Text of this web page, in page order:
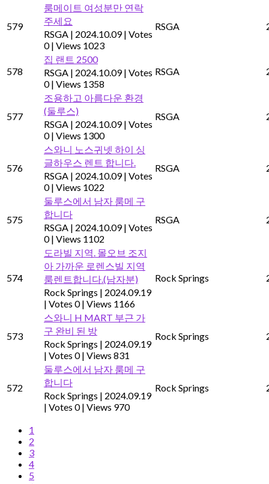
579
룸메이트 여성분만 연락
주세요
RSGA | 2024.10.09 | Votes
0 | Views 1023
RSGA
578
집 랜트 2500
RSGA | 2024.10.09 | Votes
0 | Views 1358
RSGA
577
조용하고 아름다운 환경
(둘루스)
RSGA | 2024.10.09 | Votes
0 | Views 1300
RSGA
576
스와니 노스귀넷 하이 싱
글하우스 렌트 합니다.
RSGA | 2024.10.09 | Votes
0 | Views 1022
RSGA
575
둘루스에서 남자 룸메 구
합니다
RSGA | 2024.10.09 | Votes
0 | Views 1102
RSGA
574
도라빌 지역. 몰오브 조지
아 가까운 로렌스빌 지역
룸렌트합니다.(남자분)
Rock Springs | 2024.09.19
| Votes 0 | Views 1166
Rock Springs
573
스와니 H MART 부근 가
구 완비 된 방
Rock Springs | 2024.09.19
| Votes 0 | Views 831
Rock Springs
572
둘루스에서 남자 룸메 구
합니다
Rock Springs | 2024.09.19
| Votes 0 | Views 970
Rock Springs
1
2
3
4
5